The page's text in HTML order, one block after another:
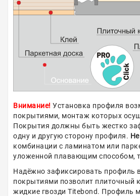
Внимание! Установка профиля
покрытиями, монтаж которых
Покрытия должны быть жестко
одну и другую сторону профиля.
комбинации с ламинатом или
уложенной плавающим способом,
Надёжно зафиксировать профиль
покрытиями позволит плиточный
жидкие гвозди Titebond. Профиль